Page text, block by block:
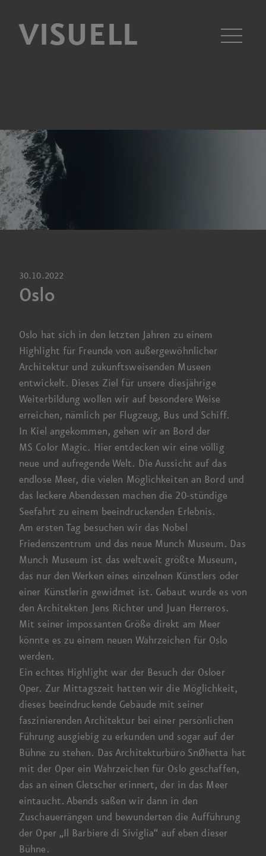
VISUELL
30.10.2022
Oslo
Oslo hat sich in den letzten Jahren zu einem
Highlight für Freunde von außer­gewöhnlicher
Architektur und zukunfts­weisenden Museen
entwickelt. Dieses Ziel für unsere diesjährige
Weiter­bildung wollen wir auf besondere Weise
erreichen, nämlich per Flugzeug, Bus und Schiff.
In Kiel angekommen, gehen wir an Bord der
MS ColorMagic. Hier entdecken wir eine völlig
neue und aufregende Welt. Die Aussicht auf das
endlose Meer, die vielen Möglich­keiten an Bord und
das leckere Abend­essen machen die 20-stündige
See­fahrt zu einem beeindruckenden Erlebnis.
Am ersten Tag besuchen wir das Nobel
Friedenszentrum und das neue Munch Museum . Das
Munch Museum ist das welt­weit größte Museum,
das nur den Werken eines einzelnen Künstlers oder
einer Künstlerin gewidmet ist. Gebaut wurde es von
den Architekten Jens Richter und Juan Herreros.
Mit seiner impossanten Größe direkt am Meer
könnte es zu einem neuen Wahrzeichen für Oslo
werden.
Ein echtes High­light war der Besuch der Osloer
Oper. Zur Mittagszeit hatten wir die Möglichkeit,
dieses beeindruckende Gebäude mit seiner
faszinierenden Architektur bei einer persönlichen
Führung ausgiebig zu erkunden und sogar auf der
Bühne zu stehen. Das Architektur­büro SnØhetta hat
mit der Oper ein Wahr­zeichen für Oslo geschaffen,
das an einen Gletscher erinnert, der in das Meer
eintaucht. Abends saßen wir dann in den
Zuschauer­rängen und bewunderten die Aufführung
der Oper „Il Barbiere di Siviglia“ auf eben dieser
Bühne.